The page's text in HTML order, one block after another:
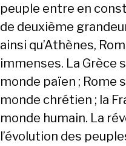
peuple entre en
de deuxième
ainsi qu’Athènes,
immenses. La Grèce
monde païen ; Rome
monde chrétien ; la
monde humain. La
l’évolution des